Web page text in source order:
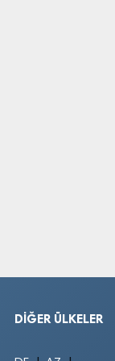
DIĞER ÜLKELER